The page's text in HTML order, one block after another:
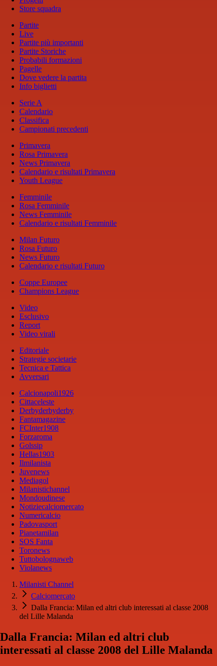
Store squadra
Partite
Live
Partite più importanti
Partite Storiche
Probabili formazioni
Pagelle
Dove vedere la partita
Info biglietti
Serie A
Calendario
Classifica
Campionati precedenti
Primavera
Rosa Primavera
News Primavera
Calendario e risultati Primavera
Youth League
Femminile
Rosa Femminile
News Femminile
Calendario e risultati Femminile
Milan Futuro
Rosa Futuro
News Futuro
Calendario e risultati Futuro
Coppe Europee
Champions League
Video
Esclusivo
Report
Video virali
Editoriale
Strategie societarie
Tecnica e Tattica
Avversari
Calcionapoli1926
Cittaceleste
Derbyderbyderby
Fantamagazine
FCInter1908
Forzaroma
Golssip
Hellas1903
Ilmilanista
Juvenews
Mediagol
Milanistichannel
Mondoudinese
Notiziecalciomercato
Numericalcio
Padovasport
Pianetamilan
SOS Fanta
Toronews
Tuttobolognaweb
Violanews
Milanisti Channel
Calciomercato
Dalla Francia: Milan ed altri club interessati al classe 2008
del Lille Malanda
Dalla Francia: Milan ed altri club
interessati al classe 2008 del Lille Malanda